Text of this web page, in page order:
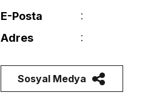
E-Posta
Adres
Sosyal Medya